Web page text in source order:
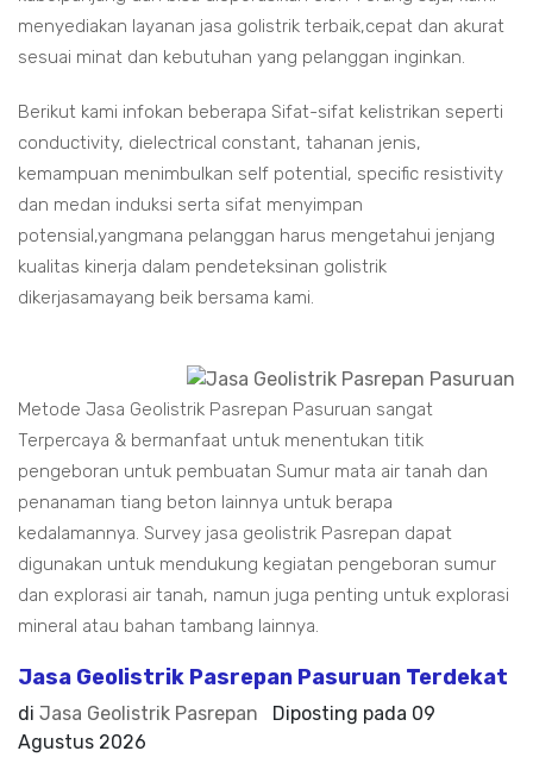
menyediakan layanan jasa golistrik terbaik,cepat dan akurat
sesuai minat dan kebutuhan yang pelanggan inginkan.
Berikut kami infokan beberapa Sifat-sifat kelistrikan seperti
conductivity, dielectrical constant, tahanan jenis,
kemampuan menimbulkan self potential, specific resistivity
dan medan induksi serta sifat menyimpan
potensial,yangmana pelanggan harus mengetahui jenjang
kualitas kinerja dalam pendeteksinan golistrik
dikerjasamayang beik bersama kami.
Metode Jasa Geolistrik Pasrepan Pasuruan sangat
Terpercaya & bermanfaat untuk menentukan titik
pengeboran untuk pembuatan Sumur mata air tanah dan
penanaman tiang beton lainnya untuk berapa
kedalamannya. Survey jasa geolistrik Pasrepan dapat
digunakan untuk mendukung kegiatan pengeboran sumur
dan explorasi air tanah, namun juga penting untuk explorasi
mineral atau bahan tambang lainnya.
Jasa Geolistrik Pasrepan Pasuruan Terdekat
di Jasa Geolistrik Pasrepan Diposting pada 09
Agustus 2026